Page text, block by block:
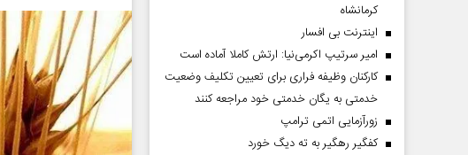
کرمانشاه
اینترنت بی افسار
امیر سرتیپ اکرمی‌نیا: ارتش کاملا آماده است
کارکنان وظیفه فراری برای تعیین تکلیف وضعیت
خدمتی به یگان خدمتی خود مراجعه کنند
زورآزمایی اتمی ترامپ
کفگیر رهگیر به ته دیگ خورد